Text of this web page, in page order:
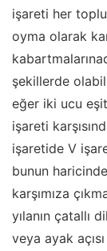
işareti her
oyma olarak
şekillerde
eğer iki ucu
işareti
işaretide V
bunun
karşımıza
yılanın çatallı
veya ayak